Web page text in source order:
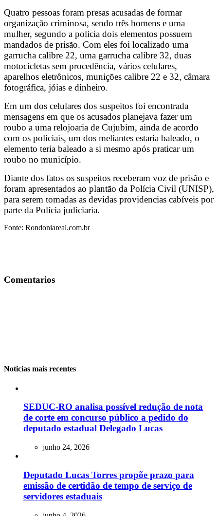
Quatro pessoas foram presas acusadas de formar
organização criminosa, sendo três homens e uma
mulher, segundo a polícia dois elementos possuem
mandados de prisão. Com eles foi localizado uma
garrucha calibre 22, uma garrucha calibre 32, duas
motocicletas sem procedência, vários celulares,
aparelhos eletrônicos, munições calibre 22 e 32, câmara
fotográfica, jóias e dinheiro.
Em um dos celulares dos suspeitos foi encontrada
mensagens em que os acusados planejava fazer um
roubo a uma relojoaria de Cujubim, ainda de acordo
com os policiais, um dos meliantes estaria baleado, o
elemento teria baleado a si mesmo após praticar um
roubo no município.
Diante dos fatos os suspeitos receberam voz de prisão e
foram apresentados ao plantão da Polícia Civil (UNISP),
para serem tomadas as devidas providencias cabíveis por
parte da Polícia judiciaria.
Fonte: Rondoniareal.com.br
Comentarios
Noticias mais recentes
SEDUC-RO analisa possível redução de nota
de corte em concurso público a pedido do
deputado estadual Delegado Lucas
junho 24, 2026
Deputado Lucas Torres propõe prazo para
emissão de certidão de tempo de serviço de
servidores estaduais